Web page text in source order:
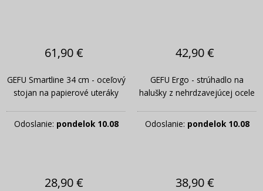
61,90 €
GEFU Smartline 34 cm - oceľový
stojan na papierové uteráky
Odoslanie: pondelok 10.08
42,90 €
GEFU Ergo - strúhadlo na
halušky z nehrdzavejúcej ocele
Odoslanie: pondelok 10.08
28,90 € 38,90 €